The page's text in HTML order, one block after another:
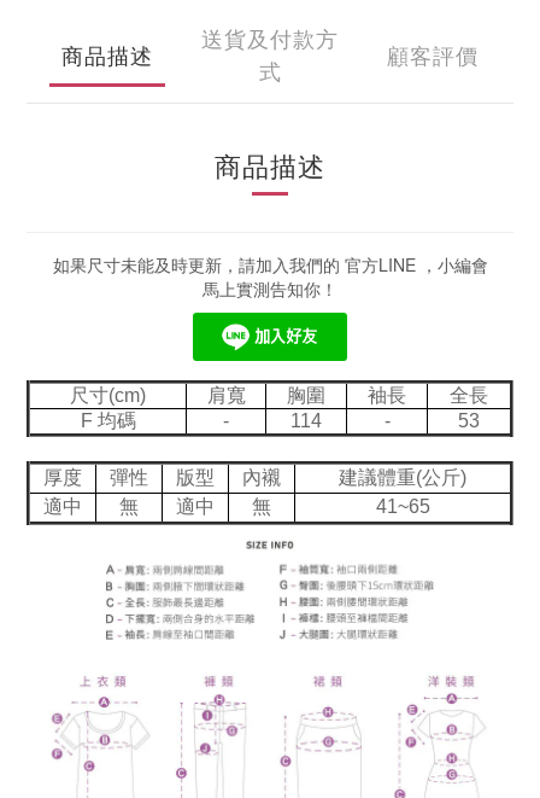
商品描述
送貨及付款方
式
顧客評價
商品描述
如果尺寸未能及時更新，請加入我們的 官方LINE ，小編會
馬上實測告知你！
尺寸(cm) 肩寬 胸圍 袖長
全長
F 均碼
- 114 - 53
厚度 彈性 版型 內襯
建議體重(公斤)
適中
無 適中 無 41~65